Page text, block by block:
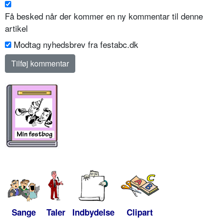
Få besked når der kommer en ny kommentar til denne
artikel
Modtag nyhedsbrev fra festabc.dk
Sange Taler Indbydelse Clipart